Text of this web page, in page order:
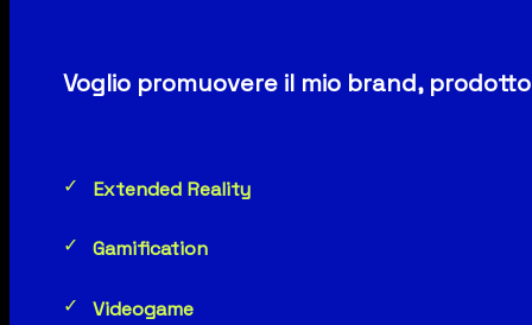
Voglio promuovere il mio brand,
Extended Reality
Gamification
Videogame